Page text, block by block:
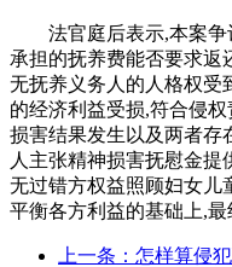
法官庭后表示,本案
承担的抚养费能否要求返
无抚养义务人的人格权受
的经济利益受损,符合侵
损害结果发生以及两者存
人主张精神损害抚慰金提
无过错方权益照顾妇女儿
平衡各方利益的基础上,最
上一条：怎样算侵